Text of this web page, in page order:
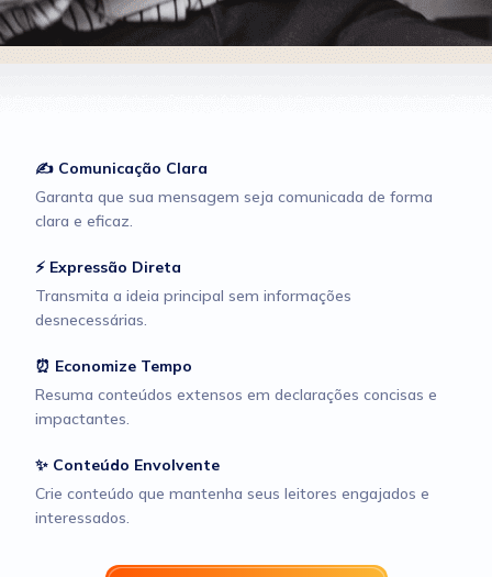
✍ Comunicação Clara
Garanta que sua mensagem seja comunicada de forma
clara e eficaz.
⚡ Expressão Direta
Transmita a ideia principal sem informações
desnecessárias.
⏰ Economize Tempo
Resuma conteúdos extensos em declarações concisas e
impactantes.
✨ Conteúdo Envolvente
Crie conteúdo que mantenha seus leitores engajados e
interessados.